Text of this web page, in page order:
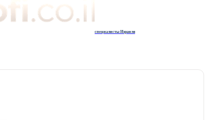
специалисты Израиля